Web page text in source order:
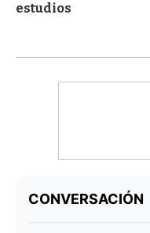
estudios